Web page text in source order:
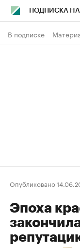
ПОДПИСКА
В подписке
Опубликовано
Эпоха